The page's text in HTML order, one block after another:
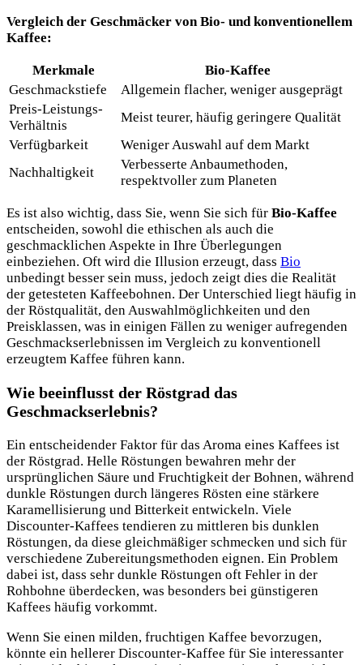
Vergleich der Geschmäcker von Bio- und konventionellem
Kaffee:
Merkmale
Bio-Kaffee
Geschmackstiefe
Allgemein flacher, weniger ausgeprägt
Preis-Leistungs-
Verhältnis
Meist teurer, häufig geringere Qualität
Verfügbarkeit
Weniger Auswahl auf dem Markt
Nachhaltigkeit
Verbesserte Anbaumethoden,
respektvoller zum Planeten
Es ist also wichtig, dass Sie, wenn Sie sich für Bio-Kaffee
entscheiden, sowohl die ethischen als auch die
geschmacklichen Aspekte in Ihre Überlegungen
einbeziehen. Oft wird die Illusion erzeugt, dass Bio
unbedingt besser sein muss, jedoch zeigt dies die Realität
der getesteten Kaffeebohnen. Der Unterschied liegt häufig in
der Röstqualität, den Auswahlmöglichkeiten und den
Preisklassen, was in einigen Fällen zu weniger aufregenden
Geschmackserlebnissen im Vergleich zu konventionell
erzeugtem Kaffee führen kann.
Wie beeinflusst der Röstgrad das
Geschmackserlebnis?
Ein entscheidender Faktor für das Aroma eines Kaffees ist
der Röstgrad. Helle Röstungen bewahren mehr der
ursprünglichen Säure und Fruchtigkeit der Bohnen, während
dunkle Röstungen durch längeres Rösten eine stärkere
Karamellisierung und Bitterkeit entwickeln. Viele
Discounter-Kaffees tendieren zu mittleren bis dunklen
Röstungen, da diese gleichmäßiger schmecken und sich für
verschiedene Zubereitungsmethoden eignen. Ein Problem
dabei ist, dass sehr dunkle Röstungen oft Fehler in der
Rohbohne überdecken, was besonders bei günstigeren
Kaffees häufig vorkommt.
Wenn Sie einen milden, fruchtigen Kaffee bevorzugen,
könnte ein hellerer Discounter-Kaffee für Sie interessanter